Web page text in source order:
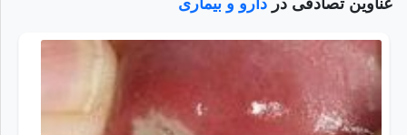
عناوین تصادفی در دارو و بیماری